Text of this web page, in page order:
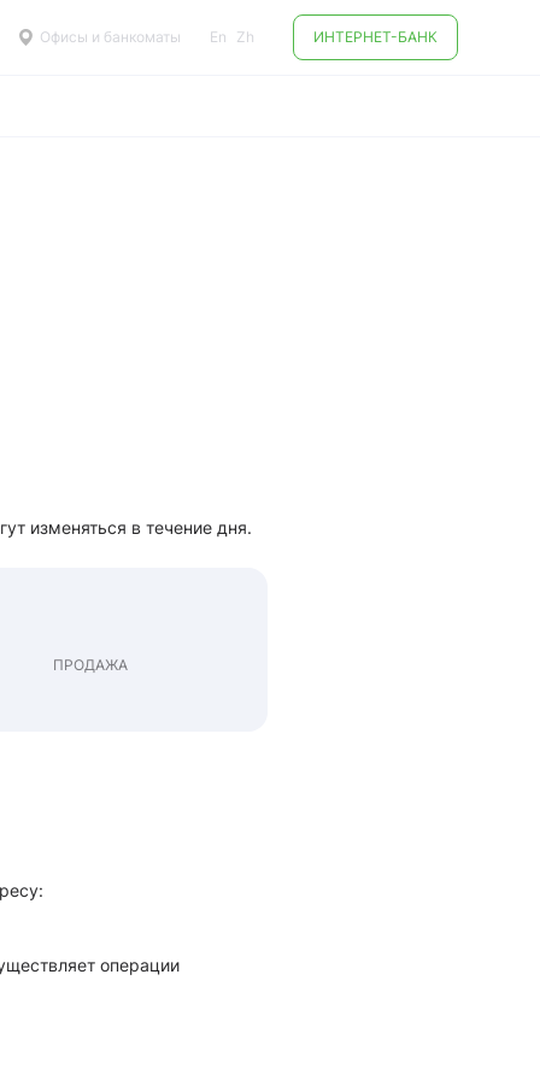
Офисы и банкоматы En Zh ИНТЕРНЕТ-БАНК
изменяться в течение дня.
ПРОДАЖА
операции